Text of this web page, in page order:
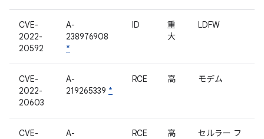
CVE-
2022-
20592
A-
238976908
*
ID
重
大
LDFW
CVE-
2022-
20603
A-
219265339 *
RCE 高 モデム
CVE-
A-
RCE 高
セルラー フ